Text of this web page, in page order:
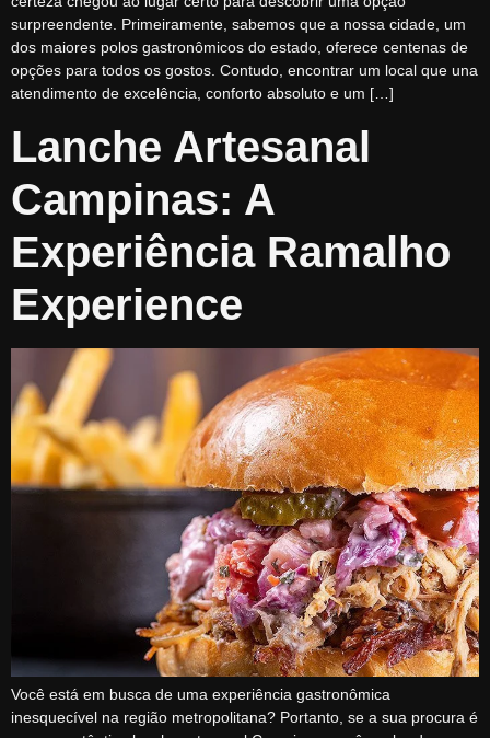
surpreendente. Primeiramente, sabemos que a nossa cidade, um
dos maiores polos gastronômicos do estado, oferece centenas de
opções para todos os gostos. Contudo, encontrar um local que una
atendimento de excelência, conforto absoluto e um […]
Lanche Artesanal
Campinas: A
Experiência Ramalho
Experience
Você está em busca de uma experiência gastronômica
inesquecível na região metropolitana? Portanto, se a sua procura é